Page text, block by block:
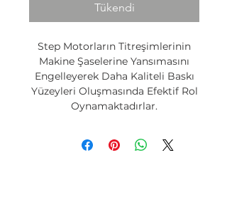
Tükendi
Step Motorların Titreşimlerinin
Makine Şaselerine Yansımasını
Engelleyerek Daha Kaliteli Baskı
Yüzeyleri Oluşmasında Efektif Rol
Oynamaktadırlar.